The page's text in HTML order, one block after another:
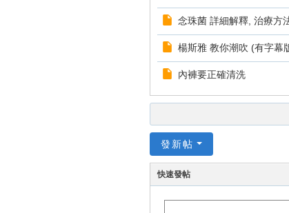
念珠菌 詳細解釋, 治療方
楊斯雅 教你潮吹 (有字幕
內褲要正確清洗
發新帖
快速發帖